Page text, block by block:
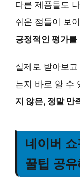
다른 제품들도
쉬운 점들이 보
긍정적인 평가를
실제로 받아보
는지 바로 알 수
지 않은, 정말 만
네이버
꿀팁 공